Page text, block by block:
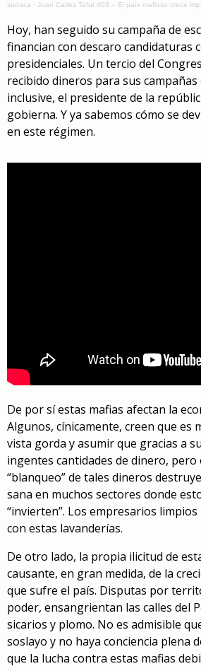
sudaca · Juan Carlos Tafur 403 – El país mafioso crece
Hoy, han seguido su campaña de
financian con descaro candidaturas
presidenciales. Un tercio del
recibido dineros para sus campañas
inclusive, el presidente de la
gobierna. Y ya sabemos cómo se
en este régimen.
De por sí estas mafias afectan la
Algunos, cínicamente, creen que es
vista gorda y asumir que gracias a
ingentes cantidades de dinero, pero
“blanqueo” de tales dineros
sana en muchos sectores donde
“invierten”. Los empresarios
con estas lavanderías.
De otro lado, la propia ilicitud de
causante, en gran medida, de la
que sufre el país. Disputas por
poder, ensangrientan las calles del
sicarios y plomo. No es admisible
soslayo y no haya conciencia plena
que la lucha contra estas mafias